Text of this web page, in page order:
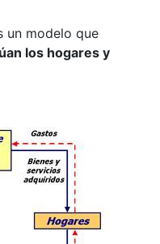
un modelo que
los hogares y